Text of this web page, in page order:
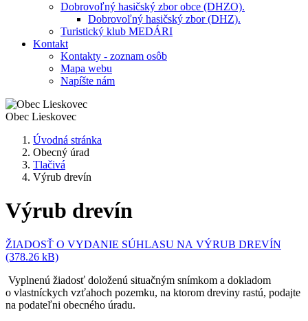
Dobrovoľný hasičský zbor obce (DHZO).
Dobrovoľný hasičský zbor (DHZ).
Turistický klub MEDÁRI
Kontakt
Kontakty - zoznam osôb
Mapa webu
Napíšte nám
Obec Lieskovec
Úvodná stránka
Obecný úrad
Tlačivá
Výrub drevín
Výrub drevín
ŽIADOSŤ O VYDANIE SÚHLASU NA VÝRUB DREVÍN
(378.26 kB)
Vyplnenú žiadosť doloženú situačným snímkom a dokladom
o vlastníckych vzťahoch pozemku, na ktorom dreviny rastú, podajte
na podateľni obecného úradu.